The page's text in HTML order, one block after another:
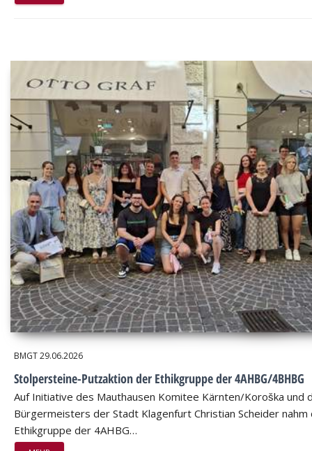
BMGT29.06.2026
Stolpersteine-Putzaktion der Ethikgruppe der 4AHBG/4BHBG
Auf Initiative des Mauthausen Komitee Kärnten/Koroška und
Bürgermeisters der Stadt Klagenfurt Christian Scheider nahm
Ethikgruppe der 4AHBG…